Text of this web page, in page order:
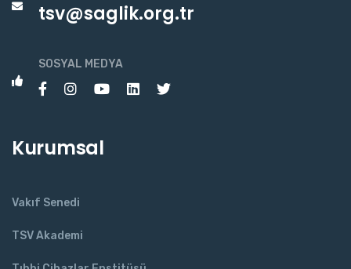
tsv@saglik.org.tr
SOSYAL MEDYA
Kurumsal
Vakıf Senedi
TSV Akademi